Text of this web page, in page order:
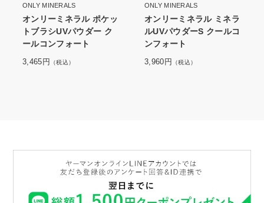
ONLY MINERALS
オンリーミネラル ポケッ
トブラシUVパウダー ク
ールコンフォート
3,465円 （税込）
ONLY MINERALS
オンリーミネラル ミネラ
ルUVパウダーS クールコ
ンフォート
3,960円 （税込）